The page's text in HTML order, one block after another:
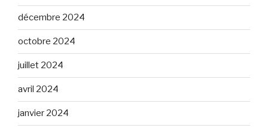
décembre 2024
octobre 2024
juillet 2024
avril 2024
janvier 2024